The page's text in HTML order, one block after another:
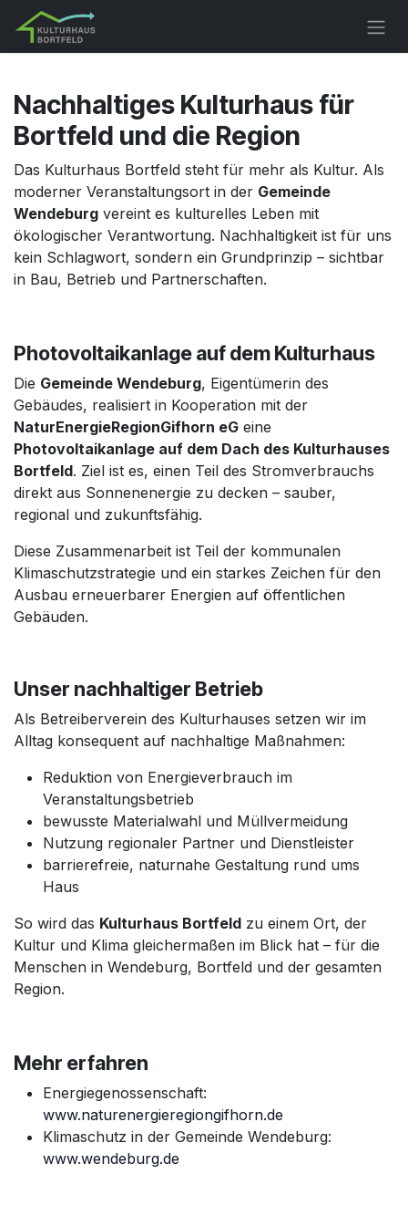
Skip to Content
Nachhaltiges Kulturhaus für
Bortfeld und die Region
Das Kulturhaus Bortfeld steht für mehr als Kultur. Als
moderner Veranstaltungsort in der Gemeinde
Wendeburg vereint es kulturelles Leben mit
ökologischer Verantwortung. Nachhaltigkeit ist für uns
kein Schlagwort, sondern ein Grundprinzip – sichtbar
in Bau, Betrieb und Partnerschaften.
Photovoltaikanlage auf dem Kulturhaus
Die Gemeinde Wendeburg, Eigentümerin des
Gebäudes, realisiert in Kooperation mit der
NaturEnergieRegionGifhorn eG eine
Photovoltaikanlage auf dem Dach des Kulturhauses
Bortfeld. Ziel ist es, einen Teil des Stromverbrauchs
direkt aus Sonnenenergie zu decken – sauber,
regional und zukunftsfähig.
Diese Zusammenarbeit ist Teil der kommunalen
Klimaschutzstrategie und ein starkes Zeichen für den
Ausbau erneuerbarer Energien auf öffentlichen
Gebäuden.
Unser nachhaltiger Betrieb
Als Betreiberverein des Kulturhauses setzen wir im
Alltag konsequent auf nachhaltige Maßnahmen:
Reduktion von Energieverbrauch im
Veranstaltungsbetrieb
bewusste Materialwahl und Müllvermeidung
Nutzung regionaler Partner und Dienstleister
barrierefreie, naturnahe Gestaltung rund ums
Haus
So wird das Kulturhaus Bortfeld zu einem Ort, der
Kultur und Klima gleichermaßen im Blick hat – für die
Menschen in Wendeburg, Bortfeld und der gesamten
Region.
Mehr erfahren
Energiegenossenschaft:
www.naturenergieregiongifhorn.de
Klimaschutz in der Gemeinde Wendeburg:
www.wendeburg.de